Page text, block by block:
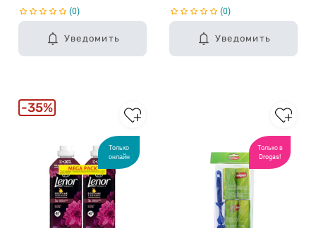
Уведомить
0
Уведомить
0
Только
онлайн
35%
Только в
Drogas!